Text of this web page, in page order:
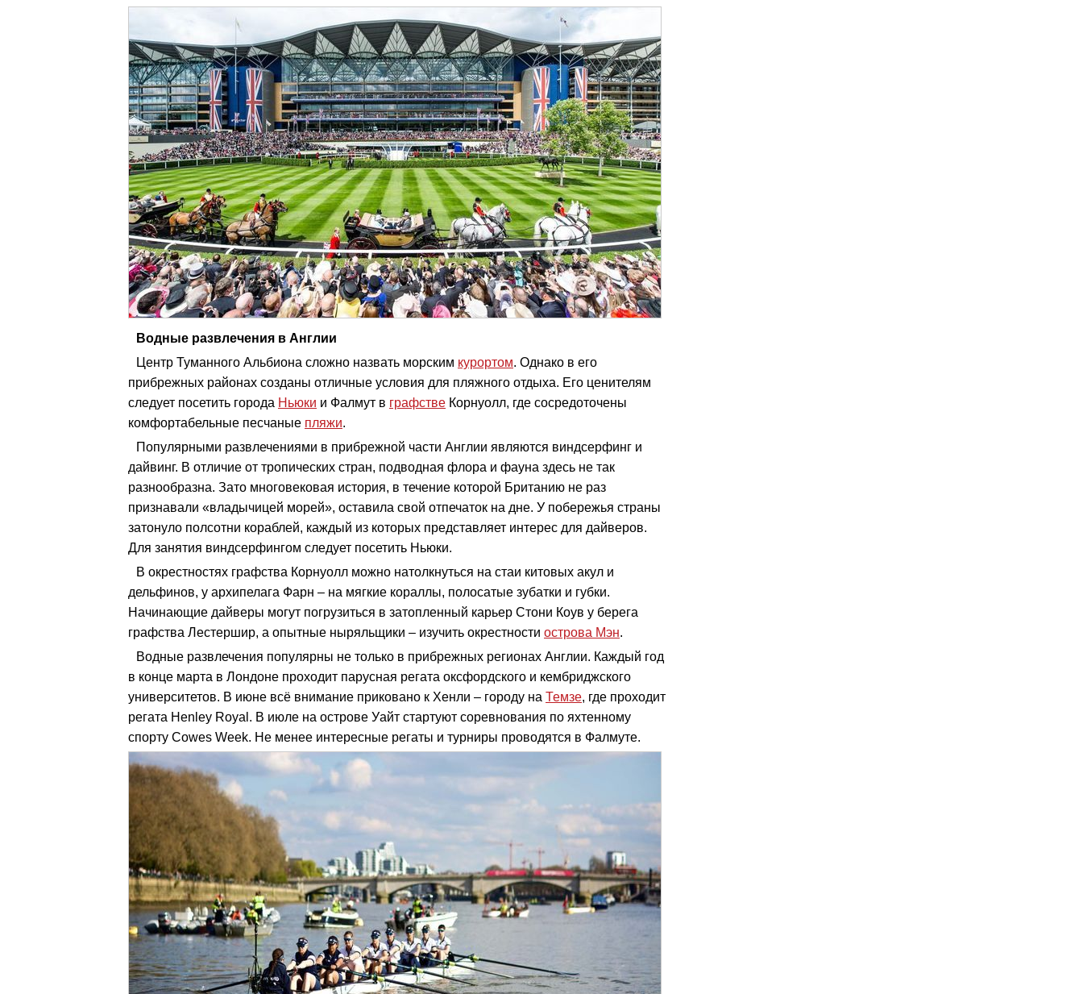
Водные развлечения в Англии
Центр Туманного Альбиона сложно назвать морским курортом. Однако в его
прибрежных районах созданы отличные условия для пляжного отдыха. Его ценителям
следует посетить города Ньюки и Фалмут в графстве Корнуолл, где сосредоточены
комфортабельные песчаные пляжи.
Популярными развлечениями в прибрежной части Англии являются виндсерфинг и
дайвинг. В отличие от тропических стран, подводная флора и фауна здесь не так
разнообразна. Зато многовековая история, в течение которой Британию не раз
признавали «владычицей морей», оставила свой отпечаток на дне. У побережья страны
затонуло полсотни кораблей, каждый из которых представляет интерес для дайверов.
Для занятия виндсерфингом следует посетить Ньюки.
В окрестностях графства Корнуолл можно натолкнуться на стаи китовых акул и
дельфинов, у архипелага Фарн – на мягкие кораллы, полосатые зубатки и губки.
Начинающие дайверы могут погрузиться в затопленный карьер Стони Коув у берега
графства Лестершир, а опытные ныряльщики – изучить окрестности острова Мэн.
Водные развлечения популярны не только в прибрежных регионах Англии. Каждый год
в конце марта в Лондоне проходит парусная регата оксфордского и кембриджского
университетов. В июне всё внимание приковано к Хенли – городу на Темзе, где проходит
регата Henley Royal. В июле на острове Уайт стартуют соревнования по яхтенному
спорту Cowes Week. Не менее интересные регаты и турниры проводятся в Фалмуте.